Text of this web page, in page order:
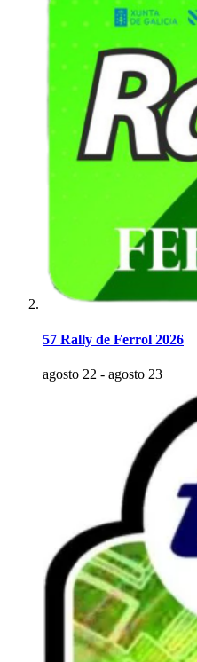
57 Rally de Ferrol 2026
agosto 22 - agosto 23